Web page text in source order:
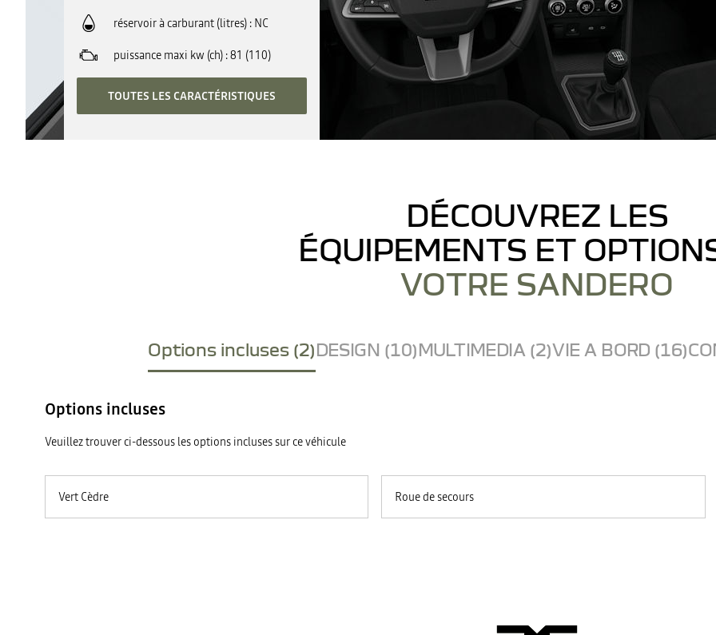
réservoir à carburant (litres) NC
puissance maxi kw (ch) 81 (110)
TOUTES LES CARACTÉRISTIQUES
DÉCOUVREZ LES
ÉQUIPEMENTS ET
VOTRE SANDERO
Options incluses (2)DESIGN (10)MULTIMEDIA (2)VIE A BORD (16)
Options incluses
Veuillez trouver ci-dessous les options incluses sur ce véhicule
Vert Cèdre Roue de secours